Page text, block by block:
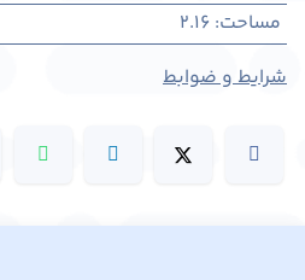
مساحت:
2.16
شرایط و ضوابط